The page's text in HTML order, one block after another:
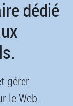
dédié
gérer
le Web.